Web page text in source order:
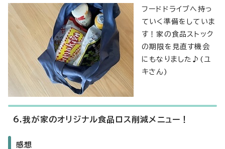
フードドライブへ持っ
ていく準備をしていま
す！家の食品ストック
の期限を見直す機会
にもなりました♪(ユ
キさん)
6.我が家のオリジナル食品ロス削減メニュー！
感想